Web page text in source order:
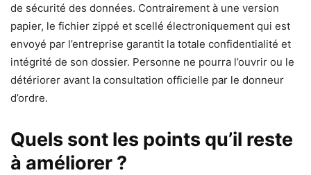
de sécurité des données. Contrairement à une version
papier, le fichier zippé et scellé électroniquement qui est
envoyé par l’entreprise garantit la totale confidentialité et
intégrité de son dossier. Personne ne pourra l’ouvrir ou le
détériorer avant la consultation officielle par le donneur
d’ordre.
Quels sont les points qu’il reste
à améliorer ?